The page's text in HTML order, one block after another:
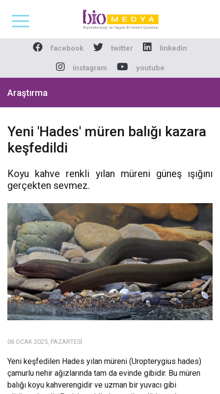
Biomedya -
facebook twitter linkedin
instagram youtube
Araştırma
Yeni 'Hades' müren balığı kazara
keşfedildi
Koyu kahve renkli yılan müreni güneş ışığını
gerçekten sevmez.
06 OCAK 2025, PAZARTESI
Yeni keşfedilen Hades yılan müreni (Uropterygius hades)
çamurlu nehir ağızlarında tam da evinde gibidir. Bu müren
balığı koyu kahverengidir ve uzman bir yuvacı gibi